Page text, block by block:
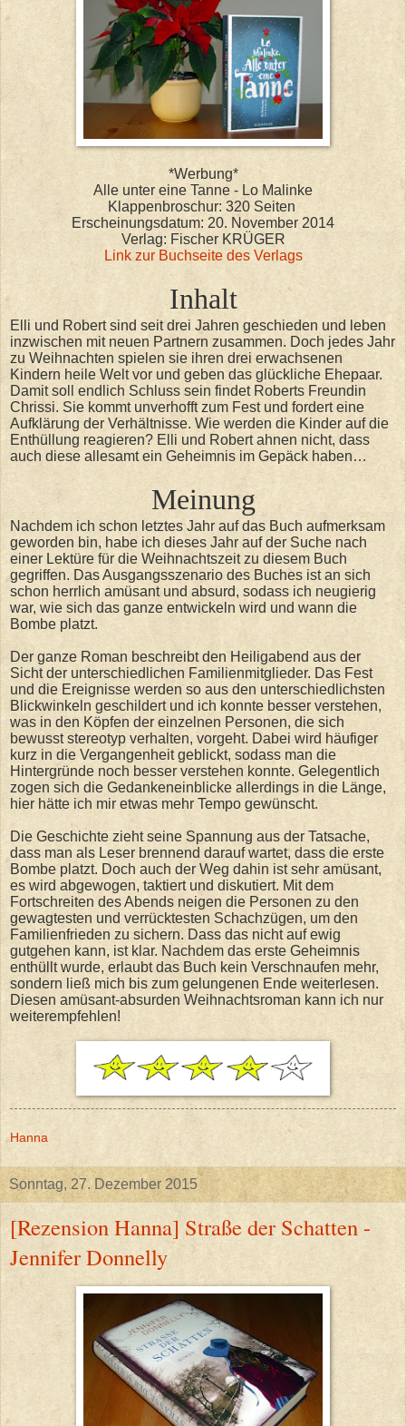
*Werbung*
Alle unter eine Tanne - Lo Malinke
Klappenbroschur: 320 Seiten
Erscheinungsdatum: 20. November 2014
Verlag: Fischer KRÜGER
Link zur Buchseite des Verlags
Inhalt
Elli und Robert sind seit drei Jahren geschieden und leben
inzwischen mit neuen Partnern zusammen. Doch jedes Jahr
zu Weihnachten spielen sie ihren drei erwachsenen
Kindern heile Welt vor und geben das glückliche Ehepaar.
Damit soll endlich Schluss sein findet Roberts Freundin
Chrissi. Sie kommt unverhofft zum Fest und fordert eine
Aufklärung der Verhältnisse. Wie werden die Kinder auf die
Enthüllung reagieren? Elli und Robert ahnen nicht, dass
auch diese allesamt ein Geheimnis im Gepäck haben…
Meinung
Nachdem ich schon letztes Jahr auf das Buch aufmerksam
geworden bin, habe ich dieses Jahr auf der Suche nach
einer Lektüre für die Weihnachtszeit zu diesem Buch
gegriffen. Das Ausgangsszenario des Buches ist an sich
schon herrlich amüsant und absurd, sodass ich neugierig
war, wie sich das ganze entwickeln wird und wann die
Bombe platzt.
Der ganze Roman beschreibt den Heiligabend aus der
Sicht der unterschiedlichen Familienmitglieder. Das Fest
und die Ereignisse werden so aus den unterschiedlichsten
Blickwinkeln geschildert und ich konnte besser verstehen,
was in den Köpfen der einzelnen Personen, die sich
bewusst stereotyp verhalten, vorgeht. Dabei wird häufiger
kurz in die Vergangenheit geblickt, sodass man die
Hintergründe noch besser verstehen konnte. Gelegentlich
zogen sich die Gedankeneinblicke allerdings in die Länge,
hier hätte ich mir etwas mehr Tempo gewünscht.
Die Geschichte zieht seine Spannung aus der Tatsache,
dass man als Leser brennend darauf wartet, dass die erste
Bombe platzt. Doch auch der Weg dahin ist sehr amüsant,
es wird abgewogen, taktiert und diskutiert. Mit dem
Fortschreiten des Abends neigen die Personen zu den
gewagtesten und verrücktesten Schachzügen, um den
Familienfrieden zu sichern. Dass das nicht auf ewig
gutgehen kann, ist klar. Nachdem das erste Geheimnis
enthüllt wurde, erlaubt das Buch kein Verschnaufen mehr,
sondern ließ mich bis zum gelungenen Ende weiterlesen.
Diesen amüsant-absurden Weihnachtsroman kann ich nur
weiterempfehlen!
Hanna
Sonntag, 27. Dezember 2015
[Rezension Hanna] Straße der Schatten -
Jennifer Donnelly